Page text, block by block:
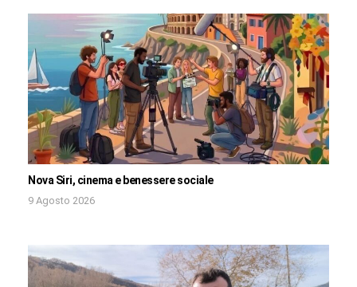
Nova Siri, cinema e benessere sociale
9 Agosto 2026